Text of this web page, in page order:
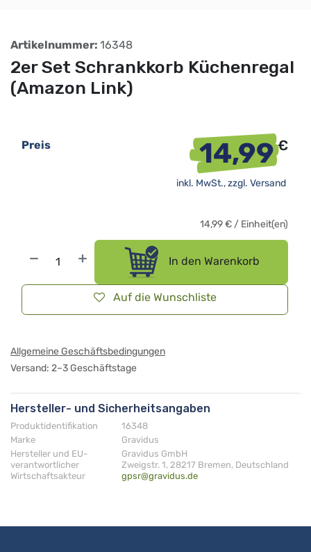
Artikelnummer: 16348
2er Set Schrankkorb Küchenregal
(Amazon Link)
In den Warenkorb
Auf die Wunschliste
Preis 14,99€
inkl. MwSt., zzgl. Versand
14,99€ / Einheit(en)
Allgemeine Geschäftsbedingungen
Versand: 2–3 Geschäftstage
Hersteller- und Sicherheitsangaben
Produktidentifikation
16348
Marke
Gravidus
Hersteller und EU-
verantwortlicher
Wirtschaftsakteur
Gravidus GmbH
Zweigstr. 1, 28217 Bremen, Deutschland
gpsr@gravidus.de